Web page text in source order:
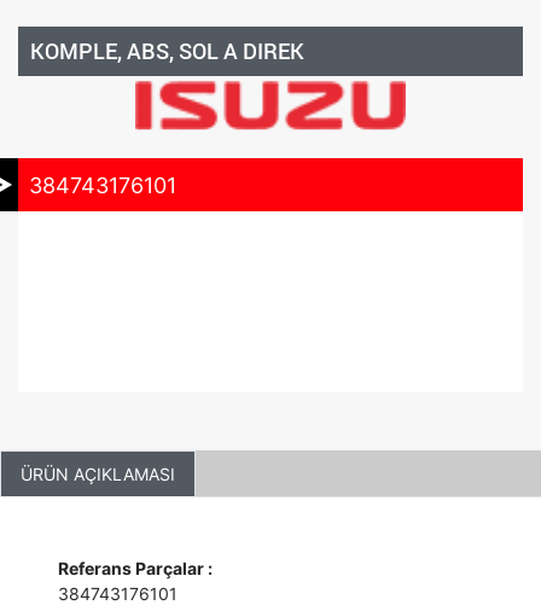
KOMPLE, ABS, SOL A DIREK
384743176101
ÜRÜN AÇIKLAMASI
Referans Parçalar :
384743176101